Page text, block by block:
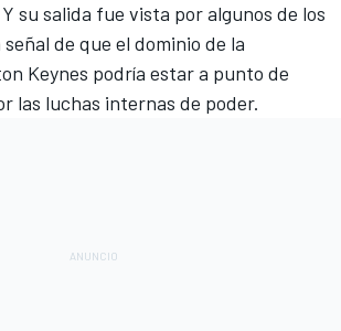
su salida fue vista por algunos de los
de que el dominio de la
Keynes podría estar a punto de
las luchas internas de poder.